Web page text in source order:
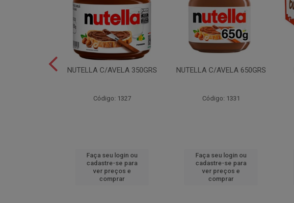
NUTELLA C/AVELA 350GRS
Código: 1327
Faça seu login ou
cadastre-se para
ver preços e
comprar
NUTELLA C/AVELA 650GRS
Código: 1331
Faça seu login ou
cadastre-se para
ver preços e
comprar